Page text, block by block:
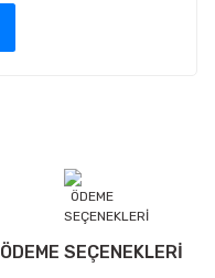
ÖDEME SEÇENEKLERİ